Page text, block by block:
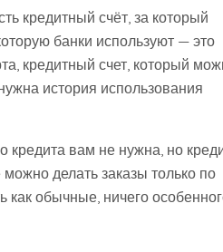
кредитный счёт, за который
банки используют — это
кредитный счет, который
история использования
кредита вам не нужна, но
делать заказы только по
как обычные, ничего